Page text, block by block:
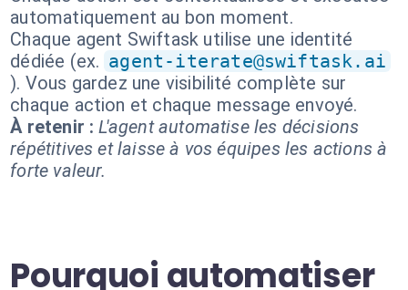
automatiquement au bon moment.
Chaque agent Swiftask utilise une identité
dédiée (ex. agent-iterate@swiftask.ai
). Vous gardez une visibilité complète sur
chaque action et chaque message envoyé.
À retenir : L'agent automatise les décisions
répétitives et laisse à vos équipes les actions à
forte valeur.
Pourquoi automatiser